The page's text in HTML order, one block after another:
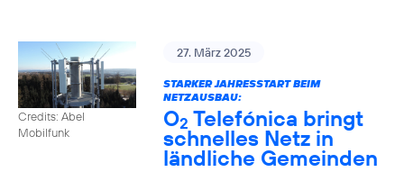
Credits: Abel
Mobilfunk
27. März 2025
STARKER JAHRESSTART BEIM
NETZAUSBAU:
O2 Telefónica bringt
schnelles Netz in
ländliche Gemeinden